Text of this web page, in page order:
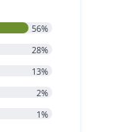
56%
28%
13%
2%
1%